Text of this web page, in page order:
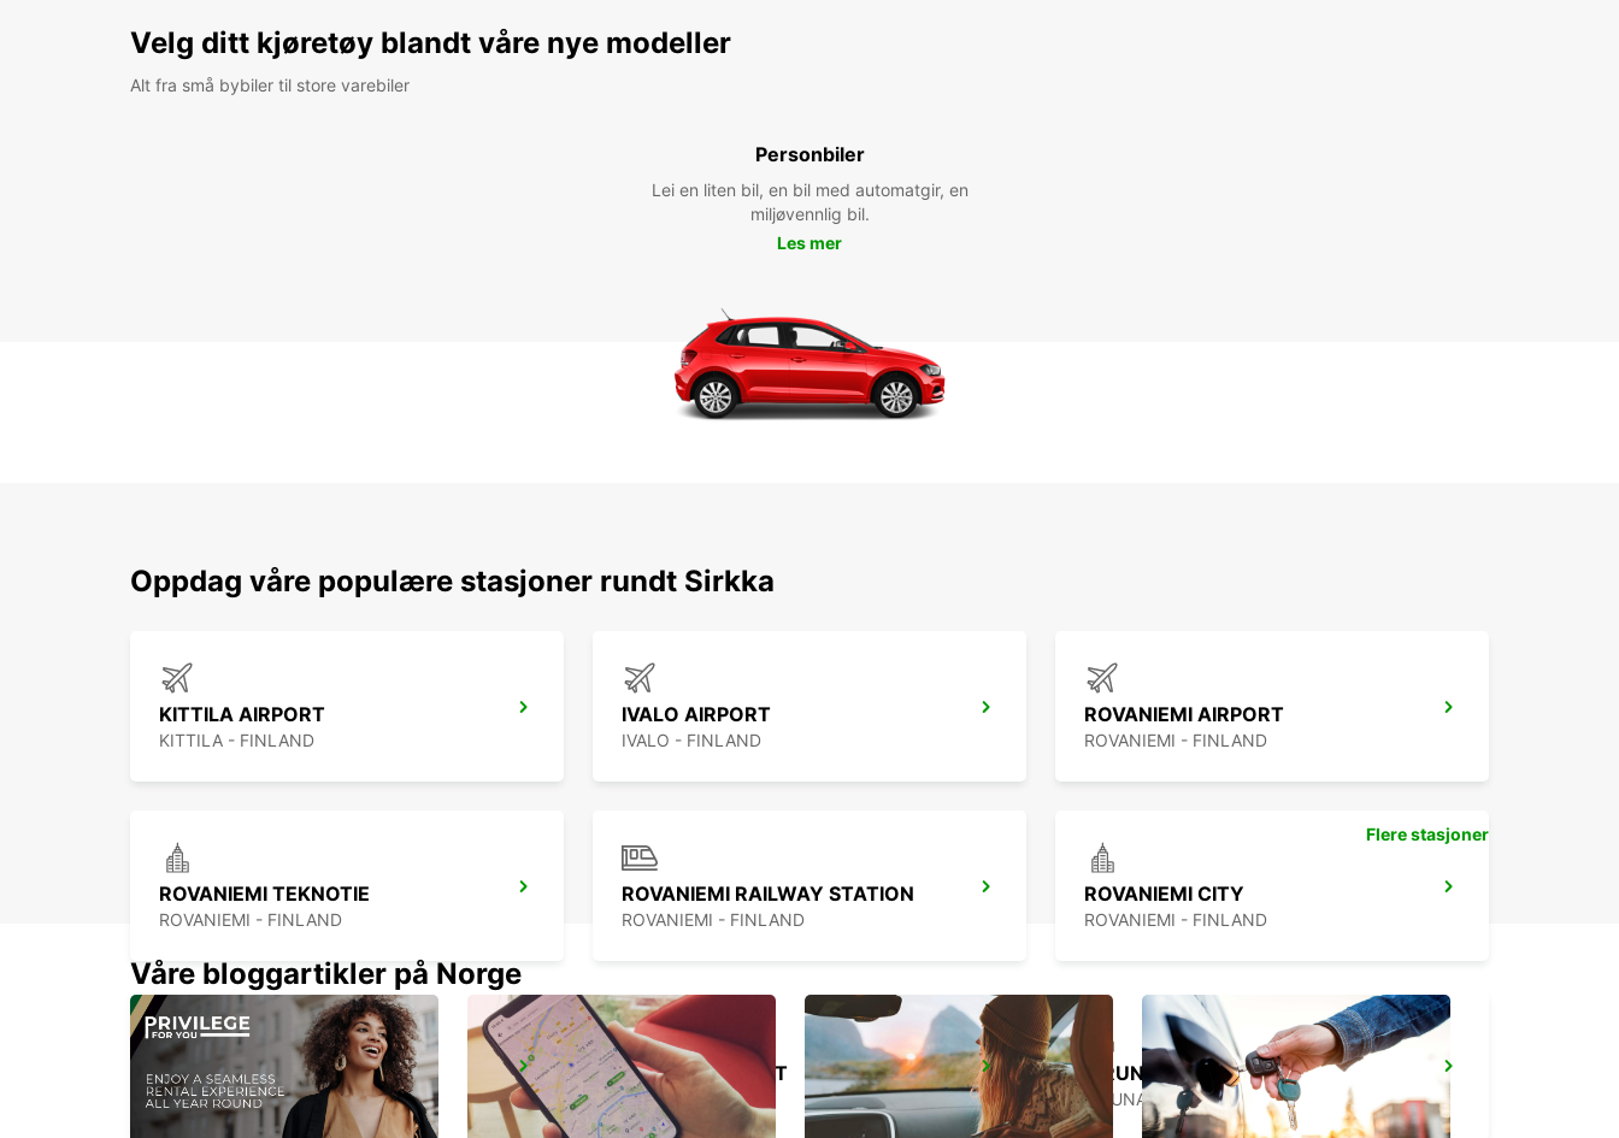
Velg ditt kjøretøy blandt våre nye modeller
Alt fra små bybiler til store varebiler
Personbiler
Lei en liten bil, en bil med automatgir, en
miljøvennlig bil.
Les mer
Oppdag våre populære stasjoner rundt Sirkka
KITTILA AIRPORT
KITTILA - FINLAND
IVALO AIRPORT
IVALO - FINLAND
ROVANIEMI AIRPORT
ROVANIEMI - FINLAND
ROVANIEMI TEKNOTIE
ROVANIEMI - FINLAND
ROVANIEMI RAILWAY STATION
ROVANIEMI - FINLAND
ROVANIEMI CITY
ROVANIEMI - FINLAND
GALLIVARE AIRPORT
GALLIVARE - SWEDEN
KIRUNA AIRPORT
KIRUNA - SWEDEN
KIRUNA
KIRUNA - SWEDEN
Flere stasjoner
Våre bloggartikler på Norge